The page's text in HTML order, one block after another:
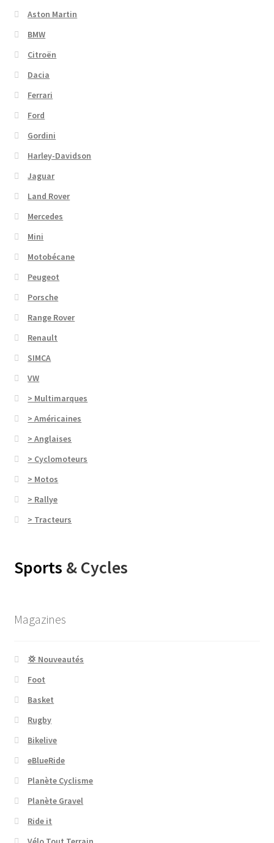
Aston Martin
BMW
Citroën
Dacia
Ferrari
Ford
Gordini
Harley-Davidson
Jaguar
Land Rover
Mercedes
Mini
Motobécane
Peugeot
Porsche
Range Rover
Renault
SIMCA
VW
> Multimarques
> Américaines
> Anglaises
> Cyclomoteurs
> Motos
> Rallye
> Tracteurs
Sports & Cycles
Magazines
💢 Nouveautés
Foot
Basket
Rugby
Bikelive
eBlueRide
Planète Cyclisme
Planète Gravel
Ride it